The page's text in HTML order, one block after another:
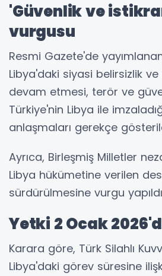
'Güvenlik ve
vurgusu
Resmi Gazete'de
Libya'daki siyasi belirsizlik ve
devam etmesi, terör ve
Türkiye'nin Libya ile
anlaşmaları gerekçe
Ayrıca, Birleşmiş Milletler
Libya hükümetine verilen
sürdürülmesine vurgu
Yetki 2 Ocak
Karara göre, Türk Silahlı
Libya'daki görev süresine